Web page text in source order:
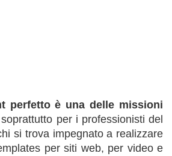
perfetto è una delle missioni
per i professionisti del
si trova impegnato a realizzare
per siti web, per video e